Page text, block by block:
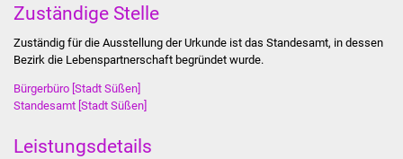
Partnerstädte
Zuständige Stelle
Zuständig für die Ausstellung der Urkunde ist das Standesamt, in dessen
Bezirk die Lebenspartnerschaft begründet wurde.
Bürgerbüro [Stadt Süßen]
Standesamt [Stadt Süßen]
Leistungsdetails